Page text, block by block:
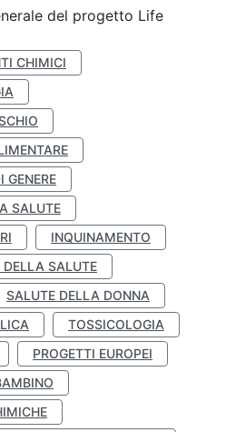
del progetto Life
CHIMICI
GENERE
SALUTE
INQUINAMENTO
DELLA SALUTE
SALUTE DELLA DONNA
TOSSICOLOGIA
PROGETTI EUROPEI